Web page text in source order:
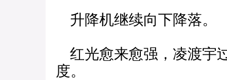
升降机继续向下降落。
红光愈来愈强，凌渡宇
度。